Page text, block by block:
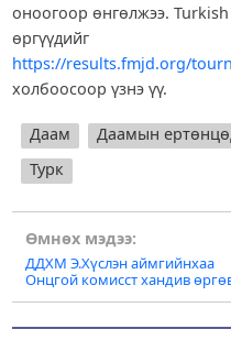
оноогоор өнгөлжээ.
өргүүдийг
https://results.fmjd.org/
холбоосоор үзнэ үү.
Даам Даамын
Турк
Post
navigation
Өмнөх мэдээ:
ДДХМ Э.Хүслэн аймгийнхаа
Онцгой комисст хандив